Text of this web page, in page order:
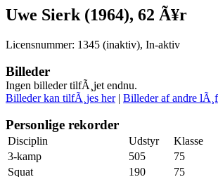
Uwe Sierk (1964), 62 Ã¥r
Licensnummer: 1345 (inaktiv), In-aktiv
Billeder
Ingen billeder tilfÃ¸jet endnu.
Billeder kan tilfÃ¸jes her| Billeder af andre
Personlige rekorder
Disciplin Udstyr Klasse
3-kamp
505 75
Squat
190 75